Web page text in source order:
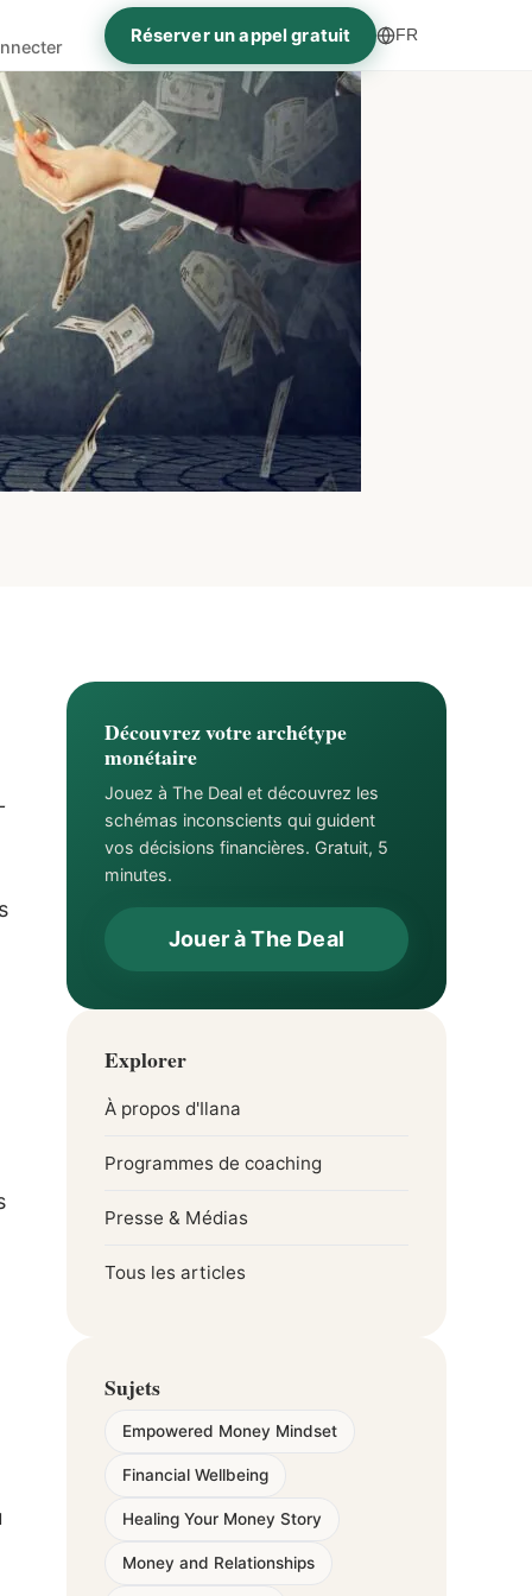
Réserver un appel gratuit FR
Découvrez votre archétype
monétaire
Jouez à The Deal et découvrez les
schémas inconscients qui guident
vos décisions financières. Gratuit, 5
minutes.
Jouer à The Deal
Explorer
À propos d'Ilana
Programmes de coaching
Presse & Médias
Tous les articles
Sujets
Empowered Money Mindset
Financial Wellbeing
Healing Your Money Story
Money and Relationships